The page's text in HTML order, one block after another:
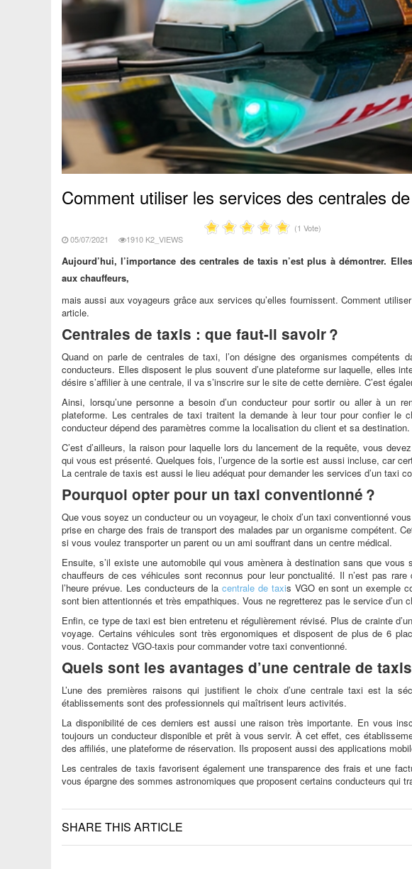
Comment utiliser les services des centrales
05/07/2021 1910 K2_VIEWS
(1 Vote)
Aujourd’hui, l’importance des centrales de taxis n’est plus à démontrer.
aux chauffeurs,
mais aussi aux voyageurs grâce aux services qu’elles fournissent. Comment
article.
Centrales de taxis : que faut-il savoir ?
Quand on parle de centrales de taxi, l’on désigne des organismes compétents
conducteurs. Elles disposent le plus souvent d’une plateforme sur laquelle, elles
désire s’affilier à une centrale, il va s’inscrire sur le site de cette dernière. C’est
Ainsi, lorsqu’une personne a besoin d’un conducteur pour sortir ou aller à un
plateforme. Les centrales de taxi traitent la demande à leur tour pour confier le
conducteur dépend des paramètres comme la localisation du client et sa destination.
C’est d’ailleurs, la raison pour laquelle lors du lancement de la requête, vous
qui vous est présenté. Quelques fois, l’urgence de la sortie est aussi incluse, car
La centrale de taxis est aussi le lieu adéquat pour demander les services d’un taxi
Pourquoi opter pour un taxi conventionné ?
Que vous soyez un conducteur ou un voyageur, le choix d’un taxi conventionné
prise en charge des frais de transport des malades par un organisme compétent.
si vous voulez transporter un parent ou un ami souffrant dans un centre médical.
Ensuite, s’il existe une automobile qui vous amènera à destination sans que
chauffeurs de ces véhicules sont reconnus pour leur ponctualité. Il n’est pas
l’heure prévue. Les conducteurs de lacentrale de taxis VGO en sont un exemple
sont bien attentionnés et très empathiques. Vous ne regretterez pas le service d’un
Enfin, ce type de taxi est bien entretenu et régulièrement révisé. Plus de crainte
voyage. Certains véhicules sont très ergonomiques et disposent de plus de 6
vous. Contactez VGO-taxis pour commander votre taxi conventionné.
Quels sont les avantages d’une centrale de
L’une des premières raisons qui justifient le choix d’une centrale taxi est la
établissements sont des professionnels qui maîtrisent leurs activités.
La disponibilité de ces derniers est aussi une raison très importante. En vous
toujours un conducteur disponible et prêt à vous servir. À cet effet, ces
des affiliés, une plateforme de réservation. Ils proposent aussi des applications
Les centrales de taxis favorisent également une transparence des frais et une
vous épargne des sommes astronomiques que proposent certains conducteurs qui
SHARE THIS ARTICLE